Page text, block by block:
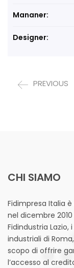
Mananer:
Designer:
PREVIOUS
CHI SIAMO
Fidimpresa Italia
nel dicembre
Fidindustria Lazio,
industriali di
scopo di offrire
l’accesso al